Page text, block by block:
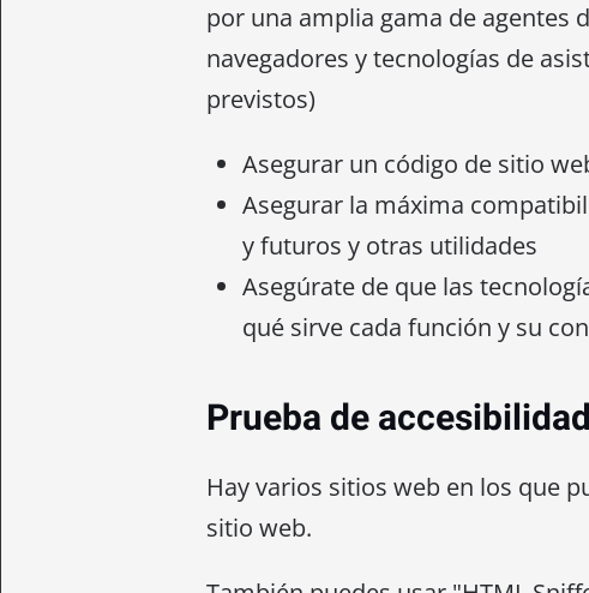
por una amplia gama de agentes
navegadores y tecnologías de
previstos)
Asegurar un código de sitio
Asegurar la máxima
y futuros y otras utilidades
Asegúrate de que las
qué sirve cada función y su
Prueba de accesibilidad
Hay varios sitios web en los que
sitio web.